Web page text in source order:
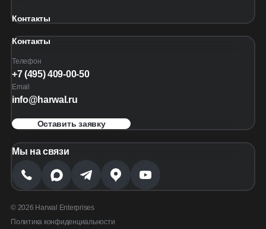
Контакты
Контакты
Телефон
+7 (495) 409-00-50
Email
info@harwal.ru
Оставить заявку
Мы на связи
© 2026 Harwal Enterprises
Политика конфиденциальности